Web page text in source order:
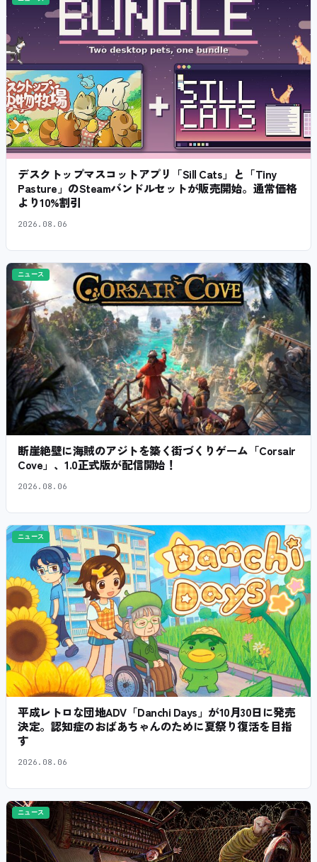
デスクトップマスコットアプリ「Sill Cats」と「Tiny
Pasture」のSteamバンドルセットが販売開始。通常価格
より10%割引
2026.08.06
ニュース
断崖絶壁に海賊のアジトを築く街づくりゲーム「Corsair
Cove」、1.0正式版が配信開始！
2026.08.06
ニュース
平成レトロな団地ADV「Danchi Days」が10月30日に発売
決定。認知症のおばあちゃんのために夏祭り復活を目指
す
2026.08.06
ニュース